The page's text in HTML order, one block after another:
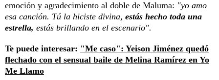
emoción y agradecimiento al doble de Maluma: "yo amo
esa canción. Tú la hiciste divina, estás hecho toda una
estrella, estás brillando en el escenario".
Te puede interesar: "Me caso": Yeison Jiménez quedó
flechado con el sensual baile de Melina Ramírez en Yo
Me Llamo